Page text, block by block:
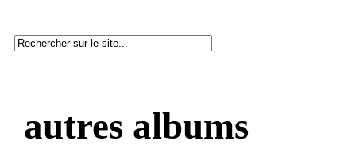
autres albums